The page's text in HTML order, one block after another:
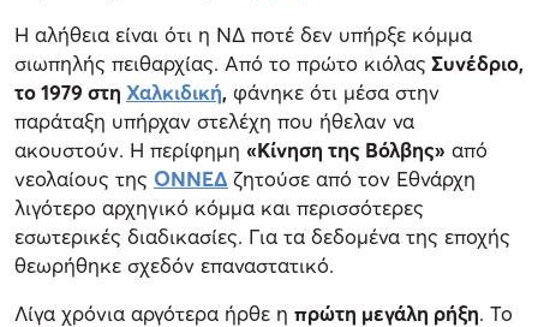
Η αλήθεια είναι ότι η ΝΔ ποτέ δεν υπήρξε κόμμα
σιωπηλής πειθαρχίας. Από το πρώτο κιόλας Συνέδριο,
το 1979 στη Χαλκιδική, φάνηκε ότι μέσα στην
παράταξη υπήρχαν στελέχη που ήθελαν να
ακουστούν. Η περίφημη «Κίνηση της Βόλβης» από
νεολαίους της ΟΝΝΕΔ ζητούσε από τον Εθνάρχη
λιγότερο αρχηγικό κόμμα και περισσότερες
εσωτερικές διαδικασίες. Για τα δεδομένα της εποχής
θεωρήθηκε σχεδόν επαναστατικό.
Λίγα χρόνια αργότερα ήρθε η πρώτη μεγάλη ρήξη. Το